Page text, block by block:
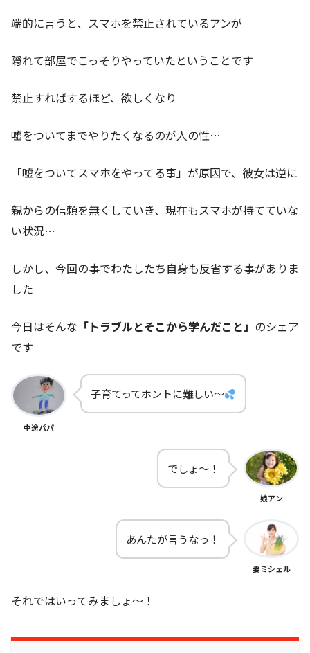
端的に言うと、スマホを禁止されているアンが
隠れて部屋でこっそりやっていたということです
禁止すればするほど、欲しくなり
嘘をついてまでやりたくなるのが人の性…
「嘘をついてスマホをやってる事」が原因で、彼女は逆に
親からの信頼を無くしていき、現在もスマホが持てていな
い状況…
しかし、今回の事でわたしたち自身も反省する事がありま
した
今日はそんな 「トラブルとそこから学んだこと」 のシェア
です
中途パパ
子育てってホントに難しい～
でしょ～！
娘アン
あんたが言うなっ！
妻ミシェル
それではいってみましょ～！